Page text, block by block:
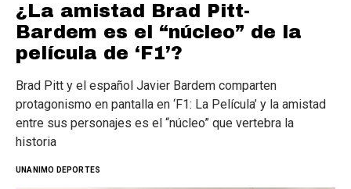
¿La amistad Brad Pitt-
Bardem es el “núcleo” de la
película de ‘F1’?
Brad Pitt y el español Javier Bardem comparten
protagonismo en pantalla en ‘F1: La Película’ y la amistad
entre sus personajes es el “núcleo” que vertebra la
historia
UNANIMO DEPORTES